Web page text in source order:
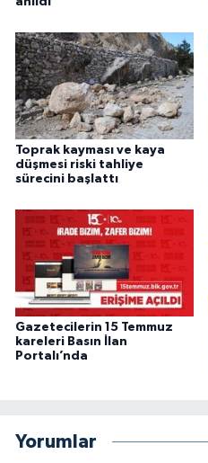
Toprak kayması ve kaya
düşmesi riski tahliye
sürecini başlattı
Gazetecilerin 15 Temmuz
kareleri Basın İlan
Portalı’nda
Yorumlar